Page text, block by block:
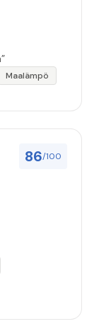
Maalämpö
86/100